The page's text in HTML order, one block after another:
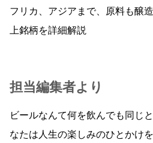
フリカ、アジアまで、原料も醸
上銘柄を詳細解説
担当編集者より
ビールなんて何を飲んでも同じ
なたは人生の楽しみのひとかけ